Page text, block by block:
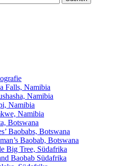
Falls, Namibia
Namibia
Namibia
Namibia
Botswana
Baobabs, Botswana
Baobab, Botswana
Big Tree, Südafrika
Baobab Südafrika